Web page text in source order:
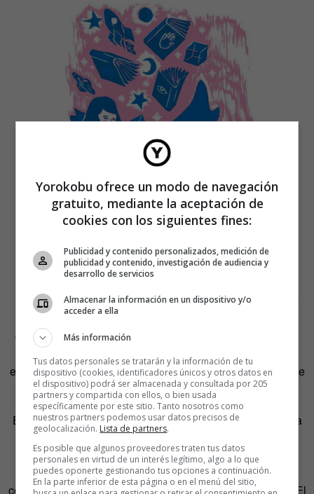
«Fue un personaje de la historia del movimiento libertario
igual de audaz que singular. Sin su vehemencia y
convicción, el ideario anarquista hubiese perdido un gran
valedor», explica Piu Martínez , encargada de la nueva
edición deLa anarquía explicada a los niñosrecientemente
publicada por Libros de El Zorro Rojo .
Emmanuel lo tenía claro. La anarquía era la única vía para
alcanzar una sociedad libre de toda desigualdad y
diferencias entre ricos y pobres, esclavizadores y
esclavizados. También era el arma más potente para
combatir elmilitarismo, el clericalismo y el capitalismo
. El
Yorokobu ofrece un modo de navegación
gratuito, mediante la aceptación de
cookies con los siguientes fines:
Publicidad y contenido personalizados, medición de
publicidad y contenido, investigación de audiencia y
desarrollo de servicios
Almacenar la información en un dispositivo y/o
acceder a ella
Más información
Tus datos personales se tratarán y la información de tu
dispositivo (cookies, identificadores únicos y otros datos en
el dispositivo) podrá ser almacenada y consultada por 205
partners y compartida con ellos, o bien usada
específicamente por este sitio. Tanto nosotros como
nuestros partners podemos usar datos precisos de
geolocalización. Lista de partners.
Es posible que algunos proveedores traten tus datos
personales en virtud de un interés legítimo, algo a lo que
puedes oponerte gestionando tus opciones a continuación.
En la parte inferior de esta página o en el menú del sitio,